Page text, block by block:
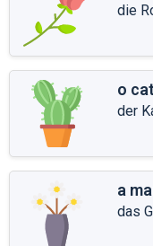
die
o
der
a
das